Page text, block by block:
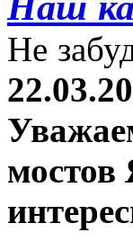
Не
мостов